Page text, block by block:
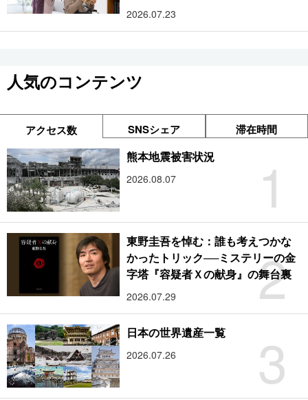
2026.07.23
人気のコンテンツ
アクセス数 SNSシェア 滞在時間
1
熊本地震被害状況
2026.08.07
2
東野圭吾を悼む：誰も考えつかな
かったトリック──ミステリーの金
字塔『容疑者Ｘの献身』の舞台裏
2026.07.29
3
日本の世界遺産一覧
2026.07.26